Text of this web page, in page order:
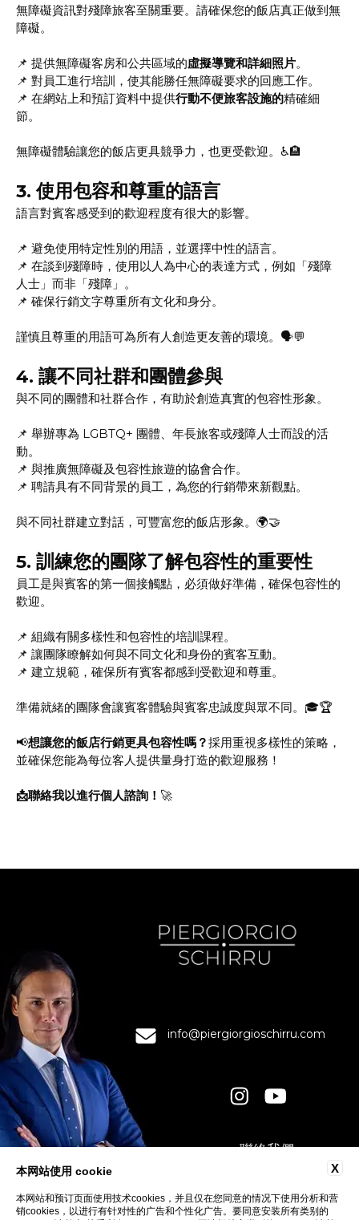
無障礙資訊對殘障旅客至關重要。請確保您的飯店真正做到無
障礙。
📌 提供無障礙客房和公共區域的虛擬導覽和詳細照片。
📌 對員工進行培訓，使其能勝任無障礙要求的回應工作。
📌 在網站上和預訂資料中提供行動不便旅客設施的精確細
節。
無障礙體驗讓您的飯店更具競爭力，也更受歡迎。♿🏨
3. 使用包容和尊重的語言
語言對賓客感受到的歡迎程度有很大的影響。
📌 避免使用特定性別的用語，並選擇中性的語言。
📌 在談到殘障時，使用以人為中心的表達方式，例如「殘障
人士」而非「殘障」。
📌 確保行銷文字尊重所有文化和身分。
謹慎且尊重的用語可為所有人創造更友善的環境。🗣️💬
4. 讓不同社群和團體參與
與不同的團體和社群合作，有助於創造真實的包容性形象。
📌 舉辦專為 LGBTQ+ 團體、年長旅客或殘障人士而設的活
動。
📌 與推廣無障礙及包容性旅遊的協會合作。
📌 聘請具有不同背景的員工，為您的行銷帶來新觀點。
與不同社群建立對話，可豐富您的飯店形象。🌍🤝
5. 訓練您的團隊了解包容性的重要性
員工是與賓客的第一個接觸點，必須做好準備，確保包容性的
歡迎。
📌 組織有關多樣性和包容性的培訓課程。
📌 讓團隊瞭解如何與不同文化和身份的賓客互動。
📌 建立規範，確保所有賓客都感到受歡迎和尊重。
準備就緒的團隊會讓賓客體驗與賓客忠誠度與眾不同。🎓🏆
📢想讓您的飯店行銷更具包容性嗎？採用重視多樣性的策略，
並確保您能為每位客人提供量身打造的歡迎服務！
📩聯絡我以進行個人諮詢！ 🚀
info@piergiorgioschirru.com
聯絡我們
COOKIE
ACCESSIBILITY
X
本网站使用 cookie
本网站和预订页面使用技术cookies，并且仅在您同意的情况下使用分析和营
销cookies，以进行有针对性的广告和个性化广告。要同意安装所有类别的